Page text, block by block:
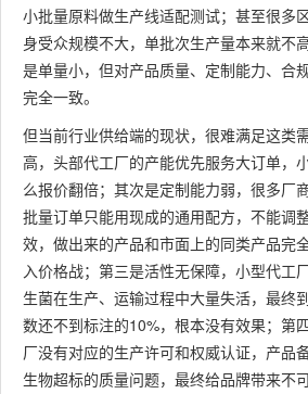
小批量原料做生产线适配测试；甚至很多
身受众规模不大，单批次生产量本来就不
是单量小，但对产品质量、定制能力、合
完全一致。
但当前行业供给端的现状，很难满足这类
高，头部代工厂的产能优先服务大订单，
么报价翻倍；其次是定制能力弱，很多厂
批量订单只能用现成的通用配方，不能调
效，做出来的产品和市面上的同类产品完
入价格战；第三是活性无保障，小型代工
生菌在生产、运输过程中大量失活，最终
数还不到标注的10%，根本没有效果；第
厂没有对应的生产许可和权威认证，产品
生物超标的质量问题，最终给品牌带来不